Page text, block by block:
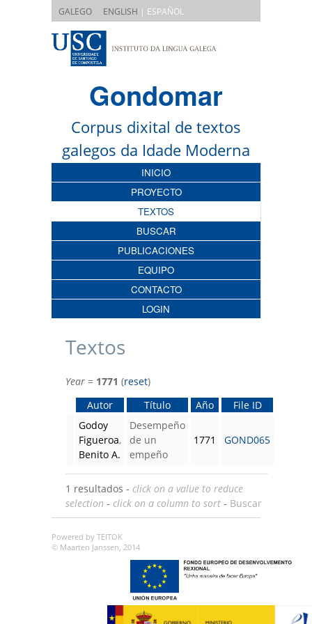
GALEGO ENGLISH | ESPAÑOL
Gondomar
Corpus dixital de textos
galegos da Idade Moderna
INICIO
PROYECTO
TEXTOS
BUSCAR
PUBLICACIONES
EQUIPO
CONTACTO
LOGIN
Textos
Year = 1771 (reset)
Autor
Título Año
File ID
Godoy
Figueroa,
Benito A.
Desempeño
de un
empeño
1771 GOND065
1 resultados - click on a value to reduce
selection - click on a column to sort - Buscar
Powered by TEITOK
© Maarten Janssen, 2014